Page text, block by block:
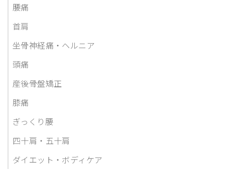
腰痛
首肩
坐骨神経痛・ヘルニア
頭痛
産後骨盤矯正
膝痛
ぎっくり腰
四十肩・五十肩
ダイエット・ボディケア